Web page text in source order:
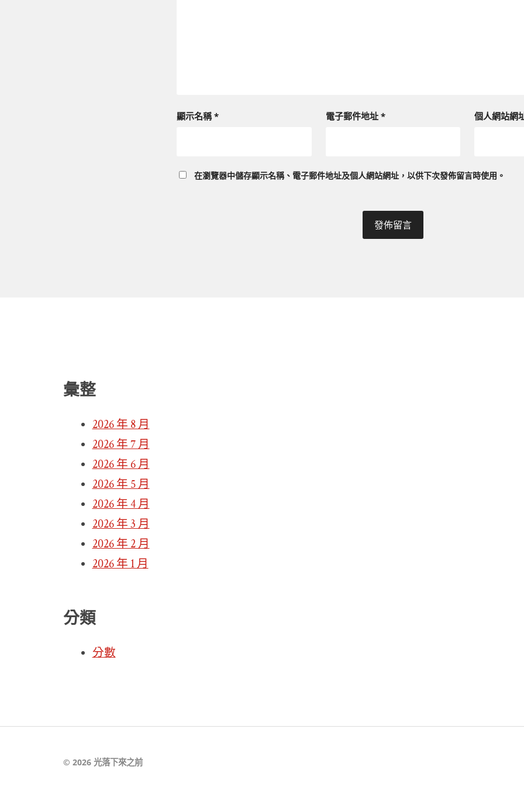
顯示名稱* 電子郵件地址 * 個人網站網
在瀏覽器中儲存顯示名稱、電子郵件地址及個人網站網址，以供下次發佈留言時使用。
彙整
2026 年 8 月
2026 年 7 月
2026 年 6 月
2026 年 5 月
2026 年 4 月
2026 年 3 月
2026 年 2 月
2026 年 1 月
分類
分數
© 2026 光落下來之前